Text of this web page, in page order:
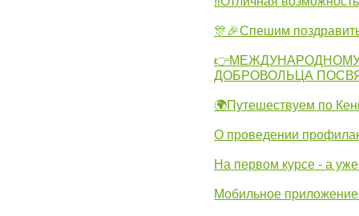
🎊🎉Спешим
ДОБРОВОЛЬЦА
🌍Путешествуем по
О проведении
На первом курсе - а
Мобильное